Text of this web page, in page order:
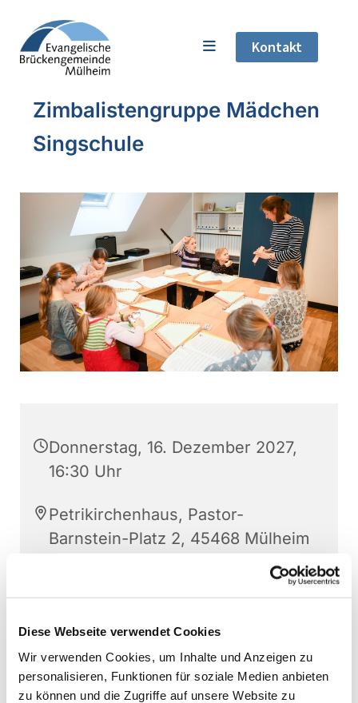
Diese Webseite verwendet Cookies
Wir verwenden Cookies, um Inhalte und Anzeigen zu
personalisieren, Funktionen für soziale Medien anbieten
zu können und die Zugriffe auf unsere Website zu
Kontakt
Zimbalistengruppe Mädchen
Singschule
Donnerstag, 16. Dezember 2027,
16:30 Uhr
Petrikirchenhaus, Pastor-
Barnstein-Platz 2, 45468 Mülheim